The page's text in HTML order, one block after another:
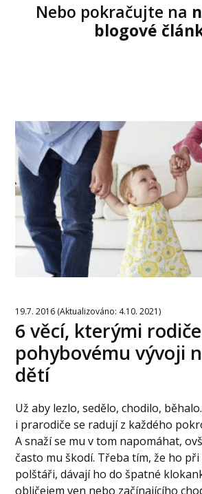
Nebo pokračujte na
blogové
19.7. 2016 (Aktualizováno: 4.10. 2021)
6 věcí, kterými
pohybovému vývoji
dětí
Už aby lezlo, sedělo, chodilo,
i prarodiče se radují z každého
A snaží se mu v tom napomáhat,
často mu škodí. Třeba tím, že ho
polštáři, dávají ho do špatné
obličejem ven nebo začínajícího